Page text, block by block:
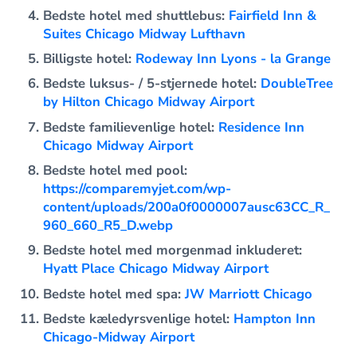
Bedste hotel med shuttlebus: Fairfield Inn &
Suites Chicago Midway Lufthavn
Billigste hotel: Rodeway Inn Lyons - la Grange
Bedste luksus- / 5-stjernede hotel: DoubleTree
by Hilton Chicago Midway Airport
Bedste familievenlige hotel: Residence Inn
Chicago Midway Airport
Bedste hotel med pool:
https://comparemyjet.com/wp-
content/uploads/200a0f0000007ausc63CC_R_
960_660_R5_D.webp
Bedste hotel med morgenmad inkluderet:
Hyatt Place Chicago Midway Airport
Bedste hotel med spa:JW Marriott Chicago
Bedste kæledyrsvenlige hotel: Hampton Inn
Chicago-Midway Airport